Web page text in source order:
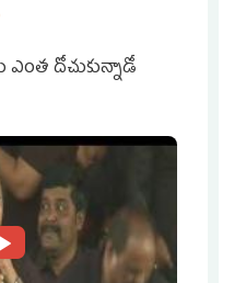
ఎంత దోచుకున్నాడో